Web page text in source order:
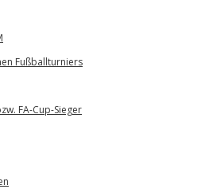
Fußballturniers
FA-Cup-Sieger